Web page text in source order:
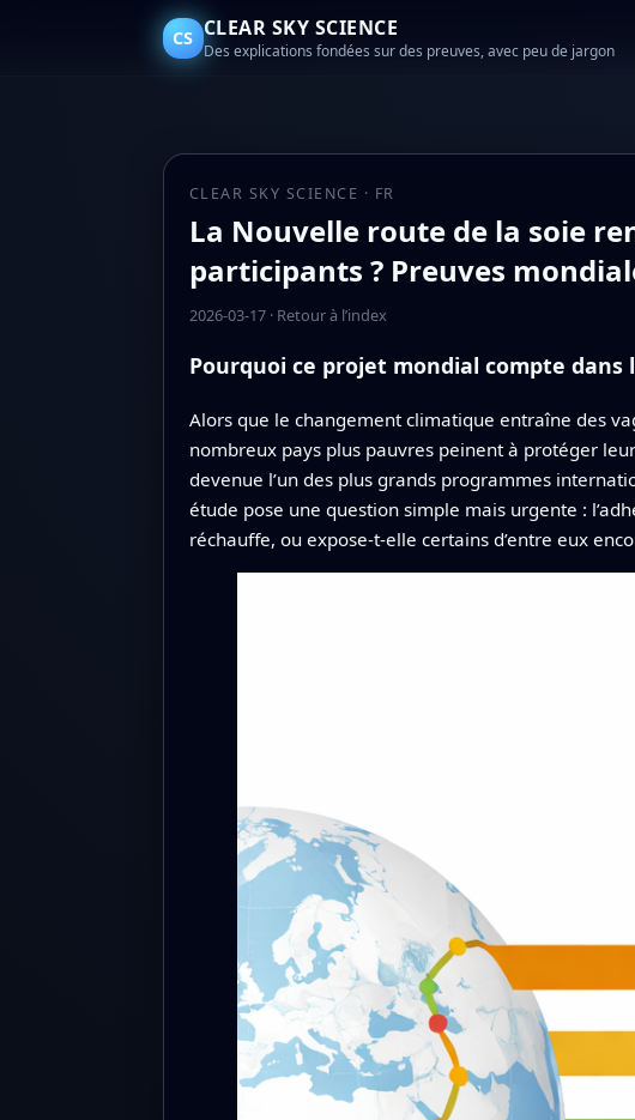
CS CLEAR SKY SCIENCE
Des explications fondées sur des preuves, avec peu de jargon
CLEAR SKY SCIENCE · FR
La Nouvelle route de la soie
participants ? Preuves
2026-03-17· Retour à l’index
Pourquoi ce projet mondial compte dans
Alors que le changement climatique entraîne des
nombreux pays plus pauvres peinent à protéger
devenue l’un des plus grands programmes
étude pose une question simple mais urgente :
réchauffe, ou expose-t-elle certains d’entre eux